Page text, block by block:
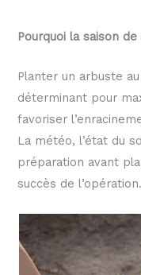
Pourquoi la saison
Planter un arbuste
déterminant pour
favoriser
La météo, l’état du
préparation avant
succès de l’opération.